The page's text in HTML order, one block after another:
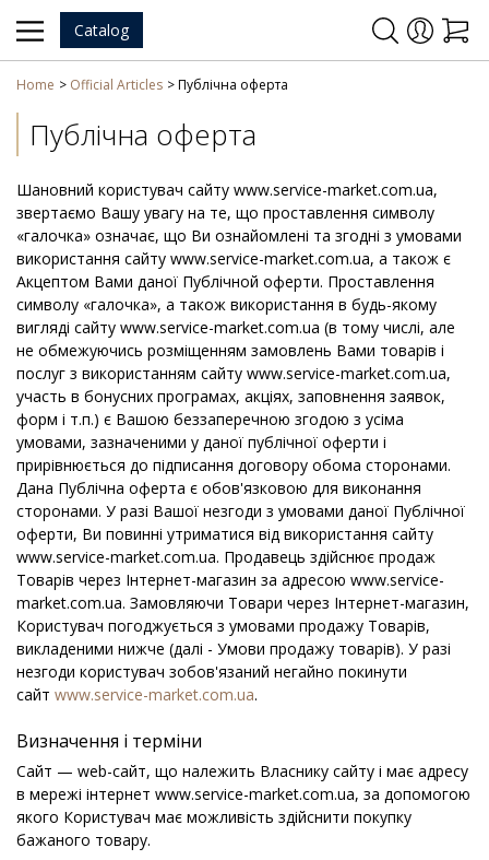
Catalog
Home Official Articles Публічна оферта
Публічна оферта
Шановний користувач сайту www.service-market.com.ua,
звертаємо Вашу увагу на те, що проставлення символу
«галочка» означає, що Ви ознайомлені та згодні з умовами
використання сайту www.service-market.com.ua, а також є
Акцептом Вами даної Публічной оферти. Проставлення
символу «галочка», а також використання в будь-якому
вигляді сайту www.service-market.com.ua (в тому числі, але
не обмежуючись розміщенням замовлень Вами товарів і
послуг з використанням сайту www.service-market.com.ua,
участь в бонусних програмах, акціях, заповнення заявок,
форм і т.п.) є Вашою беззаперечною згодою з усіма
умовами, зазначеними у даної публічної оферти і
прирівнюється до підписання договору обома сторонами.
Дана Публічна оферта є обов'язковою для виконання
сторонами. У разі Вашої незгоди з умовами даної Публічної
оферти, Ви повинні утриматися від використання сайту
www.service-market.com.ua. Продавець здійснює продаж
Товарів через Інтернет-магазин за адресою www.service-
market.com.ua. Замовляючи Товари через Інтернет-магазин,
Користувач погоджується з умовами продажу Товарів,
викладеними нижче (далі - Умови продажу товарів). У разі
незгоди користувач зобов'язаний негайно покинути
сайт www.service-market.com.ua.
Визначення і терміни
Сайт — web-сайт, що належить Власнику сайту і має адресу
в мережі інтернет www.service-market.com.ua, за допомогою
якого Користувач має можливість здійснити покупку
бажаного товару.